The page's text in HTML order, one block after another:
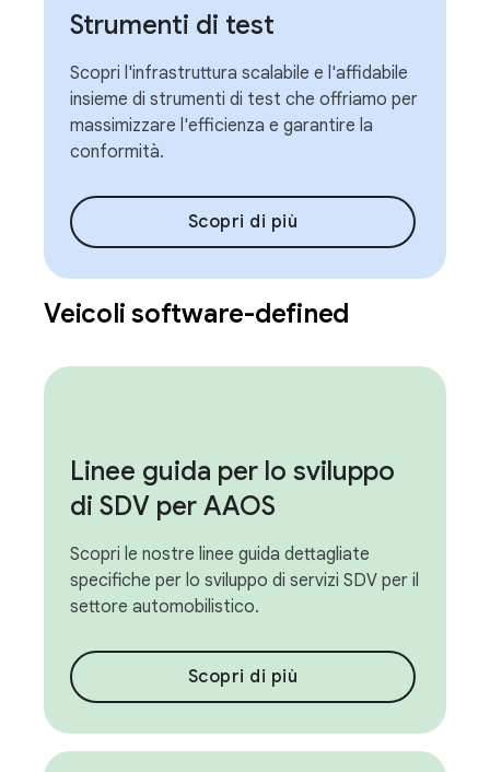
Strumenti di test
Scopri l'infrastruttura scalabile e l'affidabile
insieme di strumenti di test che offriamo per
massimizzare l'efficienza e garantire la
conformità.
Scopri di più
Veicoli software-defined
Linee guida per lo sviluppo
di SDV per AAOS
Scopri le nostre linee guida dettagliate
specifiche per lo sviluppo di servizi SDV per il
settore automobilistico.
Scopri di più